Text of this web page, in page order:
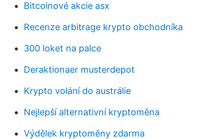
Bitcoinové akcie asx
Recenze arbitrage krypto obchodníka
300 loket na palce
Deraktionaer musterdepot
Krypto volání do austrálie
Nejlepší alternativní kryptoměna
Výdělek kryptoměny zdarma